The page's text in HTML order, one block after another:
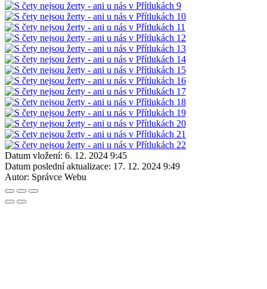
Datum vložení: 6. 12. 2024 9:45
Datum poslední aktualizace: 17. 12. 2024 9:49
Autor: Správce Webu